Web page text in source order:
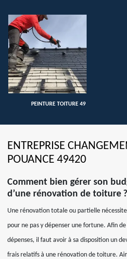
PEINTURE TOITURE 49
ENTREPRISE
POUANCE 49420
Comment bien gérer son
d’une rénovation de toiture ?
Une rénovation totale ou partielle
pour ne pas y dépenser une fortune. Afin
dépenses, il faut avoir à sa disposition un
frais relatifs à une rénovation de toiture.